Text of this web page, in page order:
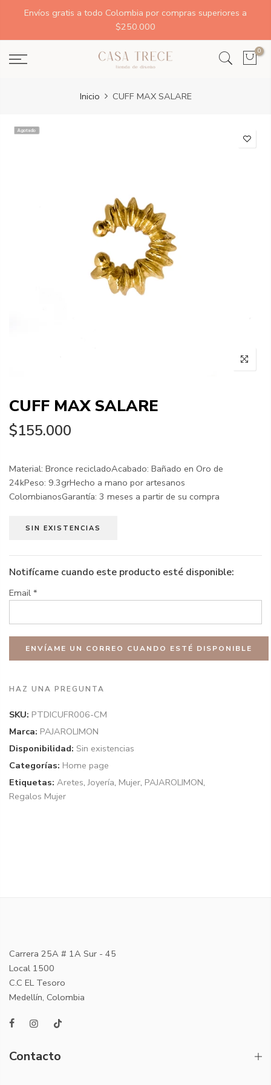
Envíos gratis a todo Colombia por compras superiores a
$250.000
0
Inicio CUFF MAX SALARE
Agotado
CUFF MAX SALARE
$155.000
Material: Bronce recicladoAcabado: Bañado en Oro de
24kPeso: 9.3grHecho a mano por artesanos
ColombianosGarantía: 3 meses a partir de su compra
SIN EXISTENCIAS
Notifícame cuando este producto esté disponible:
Email *
HAZ UNA PREGUNTA
SKU: PTDICUFR006-CM
Marca: PAJAROLIMON
Disponibilidad: Sin existencias
Categorías: Home page
Etiquetas: Aretes,Joyería, Mujer, PAJAROLIMON,
Regalos Mujer
Carrera 25A # 1A Sur - 45
Local 1500
C.C EL Tesoro
Medellín, Colombia
Contacto